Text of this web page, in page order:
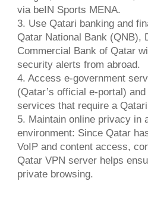
via beIN Sports MENA.
3. Use Qatari banking and
Qatar National Bank (QNB),
Commercial Bank of Qatar
security alerts from abroad.
4. Access e-government
(Qatar’s official e-portal)
services that require a
5. Maintain online privacy in
environment: Since Qatar
VoIP and content access,
Qatar VPN server helps
private browsing.